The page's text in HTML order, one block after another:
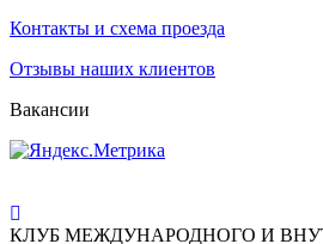
Контакты и схема проезда
Отзывы наших клиентов
Вакансии
КЛУБ МЕЖДУНАРОДНОГО И